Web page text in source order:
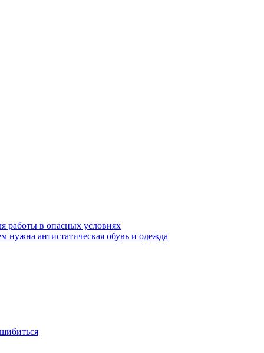
работы в опасных условиях
нужна антистатическая обувь и одежда